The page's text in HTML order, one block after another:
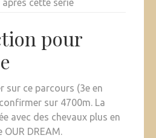
après cette série
pour
sur ce parcours (3e en
sur 4700m. La
avec des chevaux plus en
DREAM.